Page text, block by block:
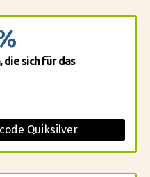
die sich für das
Quiksilver